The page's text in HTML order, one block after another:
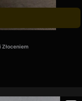
Złoceniem